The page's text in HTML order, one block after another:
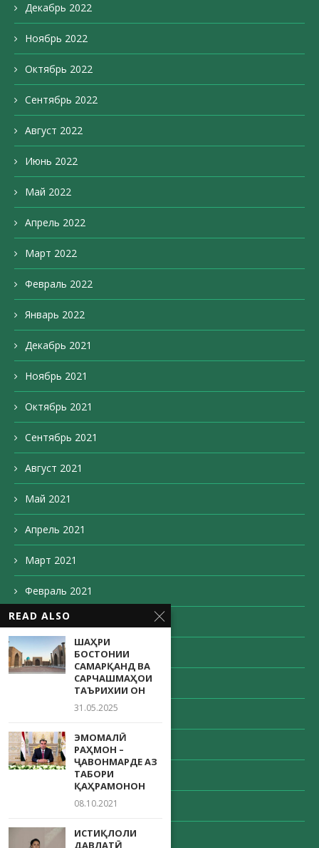
Декабрь 2022
Ноябрь 2022
Октябрь 2022
Сентябрь 2022
Август 2022
Июнь 2022
Май 2022
Апрель 2022
Март 2022
Февраль 2022
Январь 2022
Декабрь 2021
Ноябрь 2021
Октябрь 2021
Сентябрь 2021
Август 2021
Май 2021
Апрель 2021
Март 2021
Февраль 2021
Декабрь 2020
Ноябрь 2020
Октябрь 2020
Сентябрь 2020
Август 2020
Апрель 2020
Декабрь 203
READ ALSO
ШАҲРИ
БОСТОНИИ
САМАРҚАНД ВА
САРЧАШМАҲОИ
ТАЪРИХИИ ОН
31.05.2025
ЭМОМАЛӢ
РАҲМОН –
ҶАВОНМАРДЕ АЗ
ТАБОРИ
ҚАҲРАМОНОН
08.10.2021
ИСТИҚЛОЛИ
ДАВЛАТӢ-